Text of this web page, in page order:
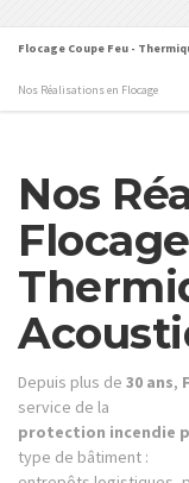
Flocage Coupe Feu -
Nos Réalisations en Flocage
Nos
Depuis plus de 30 ans,
service de la
protection incendie
type de bâtiment :